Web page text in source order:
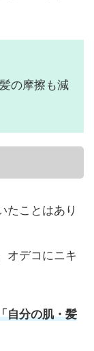
の摩擦も減
たことはあり
オデコにニキ
自分の肌・髪